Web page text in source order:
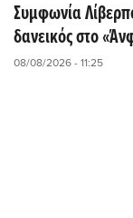
Συμφωνία
δανεικός στο
08/08/2026 - 11:25